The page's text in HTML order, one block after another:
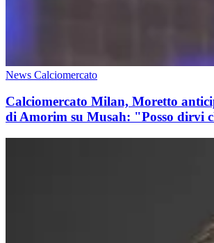
News Calciomercato
Calciomercato Milan, Moretto
di Amorim su Musah: "Posso dirvi